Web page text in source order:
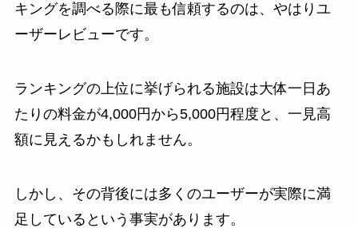
キングを調べる際に最も信頼するのは、やはりユ
ーザーレビューです。
ランキングの上位に挙げられる施設は大体一日あ
たりの料金が4,000円から5,000円程度と、一見高
額に見えるかもしれません。
しかし、その背後には多くのユーザーが実際に満
足しているという事実があります。